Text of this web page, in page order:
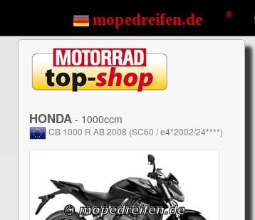
HONDA - 1000ccm
CB 1000 R AB 2008 (SC60 / e4*2002/24****)